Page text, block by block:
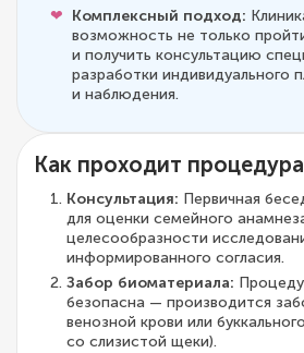
Комплексный подход:
возможность не только
и получить консультацию
разработки индивидуального
и наблюдения.
Как проходит
Консультация: Первичная
для оценки семейного
целесообразности
информированного согласия.
Забор биоматериала:
безопасна — производится
венозной крови или
со слизистой щеки).